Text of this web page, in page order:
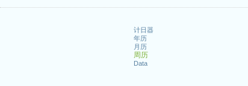
计日器
年历
月历
周历
Data